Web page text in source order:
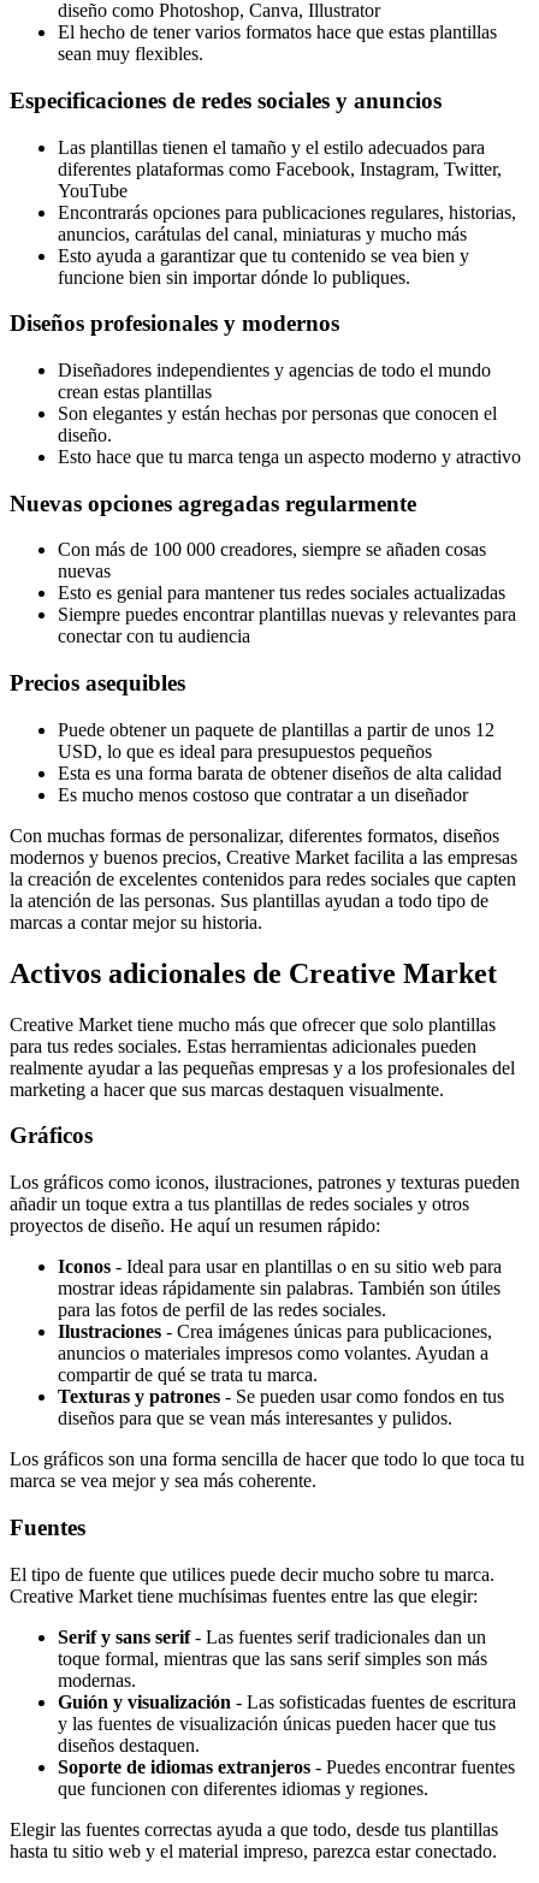
diseño como Photoshop, Canva, Illustrator
El hecho de tener varios formatos hace que estas plantillas
sean muy flexibles.
Especificaciones de redes sociales y anuncios
Las plantillas tienen el tamaño y el estilo adecuados para
diferentes plataformas como Facebook, Instagram, Twitter,
YouTube
Encontrarás opciones para publicaciones regulares, historias,
anuncios, carátulas del canal, miniaturas y mucho más
Esto ayuda a garantizar que tu contenido se vea bien y
funcione bien sin importar dónde lo publiques.
Diseños profesionales y modernos
Diseñadores independientes y agencias de todo el mundo
crean estas plantillas
Son elegantes y están hechas por personas que conocen el
diseño.
Esto hace que tu marca tenga un aspecto moderno y atractivo
Nuevas opciones agregadas regularmente
Con más de 100 000 creadores, siempre se añaden cosas
nuevas
Esto es genial para mantener tus redes sociales actualizadas
Siempre puedes encontrar plantillas nuevas y relevantes para
conectar con tu audiencia
Precios asequibles
Puede obtener un paquete de plantillas a partir de unos 12
USD, lo que es ideal para presupuestos pequeños
Esta es una forma barata de obtener diseños de alta calidad
Es mucho menos costoso que contratar a un diseñador
Con muchas formas de personalizar, diferentes formatos, diseños
modernos y buenos precios, Creative Market facilita a las empresas
la creación de excelentes contenidos para redes sociales que capten
la atención de las personas. Sus plantillas ayudan a todo tipo de
marcas a contar mejor su historia.
Activos adicionales de Creative Market
Creative Market tiene mucho más que ofrecer que solo plantillas
para tus redes sociales. Estas herramientas adicionales pueden
realmente ayudar a las pequeñas empresas y a los profesionales del
marketing a hacer que sus marcas destaquen visualmente.
Gráficos
Los gráficos como iconos, ilustraciones, patrones y texturas pueden
añadir un toque extra a tus plantillas de redes sociales y otros
proyectos de diseño. He aquí un resumen rápido:
Iconos - Ideal para usar en plantillas o en su sitio web para
mostrar ideas rápidamente sin palabras. También son útiles
para las fotos de perfil de las redes sociales.
Ilustraciones - Crea imágenes únicas para publicaciones,
anuncios o materiales impresos como volantes. Ayudan a
compartir de qué se trata tu marca.
Texturas y patrones - Se pueden usar como fondos en tus
diseños para que se vean más interesantes y pulidos.
Los gráficos son una forma sencilla de hacer que todo lo que toca tu
marca se vea mejor y sea más coherente.
Fuentes
El tipo de fuente que utilices puede decir mucho sobre tu marca.
Creative Market tiene muchísimas fuentes entre las que elegir:
Serif y sans serif- Las fuentes serif tradicionales dan un
toque formal, mientras que las sans serif simples son más
modernas.
Guión y visualización - Las sofisticadas fuentes de escritura
y las fuentes de visualización únicas pueden hacer que tus
diseños destaquen.
Soporte de idiomas extranjeros - Puedes encontrar fuentes
que funcionen con diferentes idiomas y regiones.
Elegir las fuentes correctas ayuda a que todo, desde tus plantillas
hasta tu sitio web y el material impreso, parezca estar conectado.